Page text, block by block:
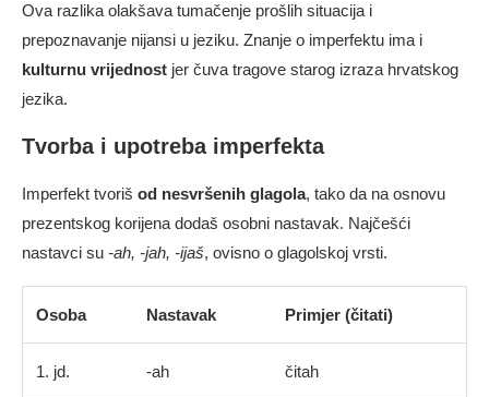
Ova razlika olakšava tumačenje prošlih situacija i
prepoznavanje nijansi u jeziku. Znanje o imperfektu ima i
kulturnu vrijednost jer čuva tragove starog izraza hrvatskog
jezika.
Tvorba i upotreba imperfekta
Imperfekt tvoriš od nesvršenih glagola, tako da na osnovu
prezentskog korijena dodaš osobni nastavak. Najčešći
nastavci su -ah, -jah, -ijaš, ovisno o glagolskoj vrsti.
Osoba Nastavak Primjer (čitati)
1. jd. -ah čitah